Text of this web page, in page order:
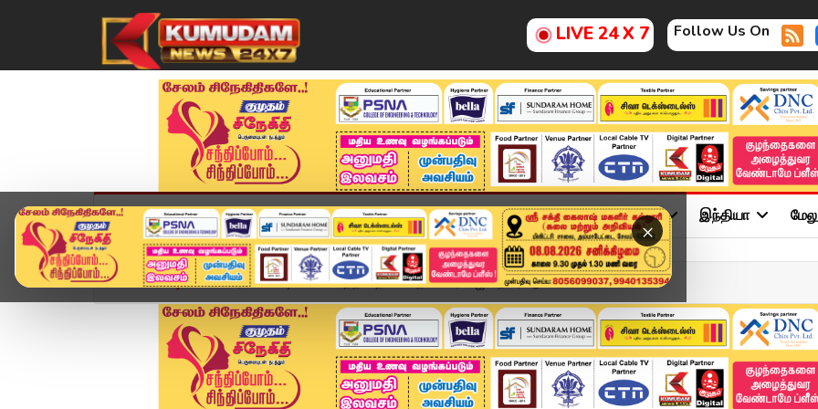
LIVE 24 X 7 Follow Us On
×
முகப்பு விளையாட்டு அண்மை தமிழ்நாடு சினிமா அரசியல் விளையாட்டு இந்தியா
Home வீடியோ ஸ்டோரி பட்டினம்பாக்கத்தில் தவெக தலைவர் விஜய் திடீர் ஆல...